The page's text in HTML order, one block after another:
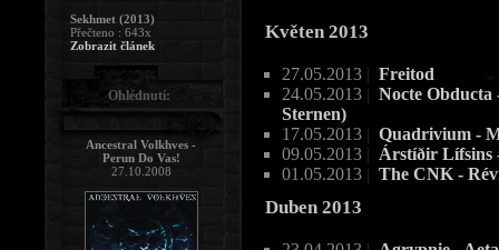
Květen 2013
27.05.2013 | Freitod
24.05.2013 | Nocte Obducta
Sternen)
17.05.2013 | Quadrivium -
09.05.2013 | Árstíðir
01.05.2013 | The CNK -
Duben 2013
Sekhmet (2013)
Přečteno : 643x
Zobrazit článek
Ohlédnutí:
Ancestral Volkhves -
Perun Do Vas!
27.10.2008